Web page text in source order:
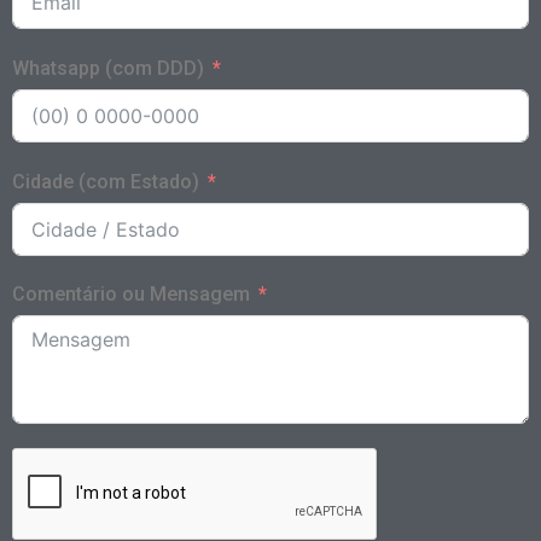
Whatsapp (com DDD)
Cidade (com Estado)
Comentário ou Mensagem